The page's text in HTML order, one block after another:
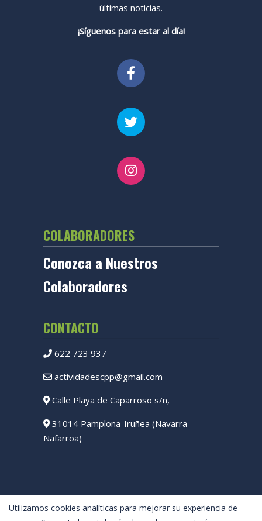
Utilizamos cookies analíticas para mejorar su experiencia de
últimas noticias.
¡Síguenos para estar al día!
COLABORADORES
Conozca a Nuestros
Colaboradores
CONTACTO
622 723 937
actividadescpp@gmail.com
Calle Playa de Caparroso s/n,
31014 Pamplona-Iruñea (Navarra-
Nafarroa)